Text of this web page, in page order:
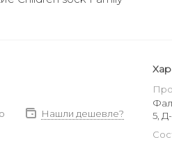
Нашли дешевле?
5,